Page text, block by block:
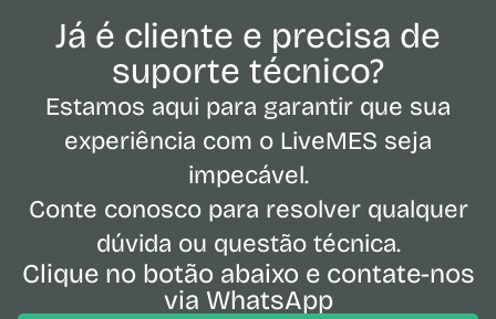
Já é cliente e precisa de
suporte técnico?
Estamos aqui para garantir que sua
experiência com o LiveMES seja
impecável.
Conte conosco para resolver qualquer
dúvida ou questão técnica.
Clique no botão abaixo e contate-nos
via WhatsApp